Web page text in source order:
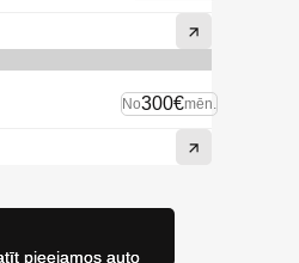
No300€mēn.